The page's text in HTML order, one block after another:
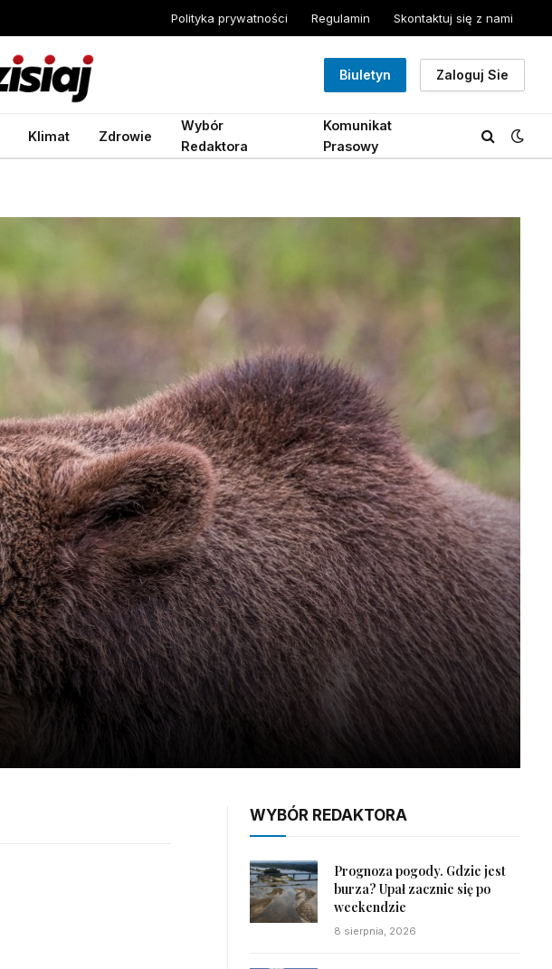
Polityka prywatności Regulamin Skontaktuj się z nami
Biuletyn Zaloguj Sie
Klimat Zdrowie
Wybór
Redaktora
Komunikat
Prasowy
WYBÓR REDAKTORA
Prognoza pogody. Gdzie jest
burza? Upał zacznie się po
weekendzie
8 sierpnia, 2026